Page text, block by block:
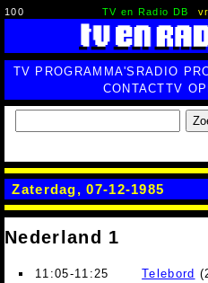
100 TV en Radio DB
TV PROGRAMMA'S RADIO
CONTACTTV
Zaterdag, 07-12-1985
Nederland 1
11:05-11:25 Telebord